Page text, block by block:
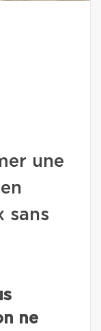
une
sans
ne